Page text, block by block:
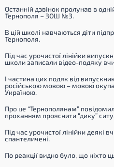
Останній дзвінок пролунав в
Тернополя – ЗОШ №3.
В цій школі навчаються діти
Тернополя.
Під час урочистої лінійки
школи записали відео-подяку
І частина цих подяк від
російською мовою – мовою
Україною.
Про це “Тернополянам”
проханням прояснити “дику”
Під час урочистої лінійки деякі
спантеличені.
По реакції видно було, що ніхто